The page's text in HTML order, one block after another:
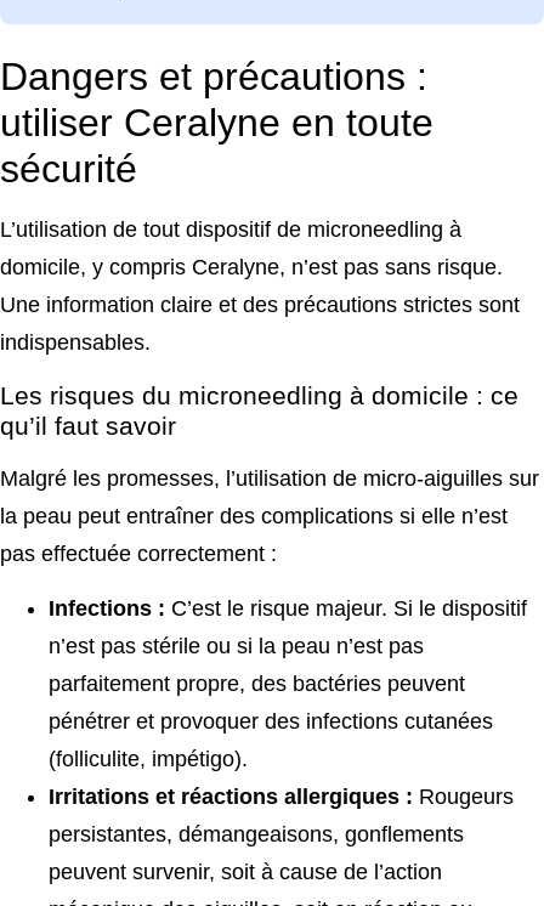
Dangers et précautions :
utiliser Ceralyne en toute
sécurité
L’utilisation de tout dispositif de microneedling à
domicile, y compris Ceralyne, n’est pas sans risque.
Une information claire et des précautions strictes sont
indispensables.
Les risques du microneedling à domicile : ce
qu’il faut savoir
Malgré les promesses, l’utilisation de micro-aiguilles sur
la peau peut entraîner des complications si elle n’est
pas effectuée correctement :
Infections : C’est le risque majeur. Si le dispositif
n’est pas stérile ou si la peau n’est pas
parfaitement propre, des bactéries peuvent
pénétrer et provoquer des infections cutanées
(folliculite, impétigo).
Irritations et réactions allergiques : Rougeurs
persistantes, démangeaisons, gonflements
peuvent survenir, soit à cause de l’action